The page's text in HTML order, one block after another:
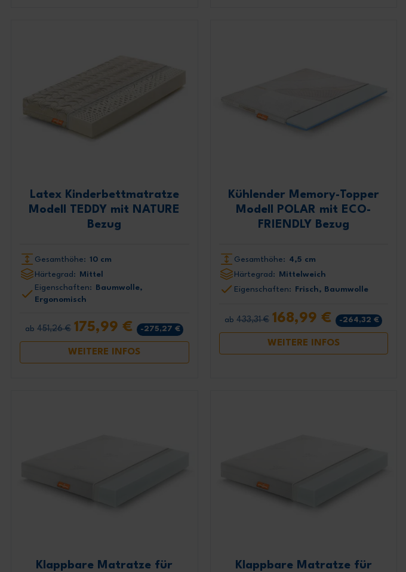
Latex Kinderbettmatratze
Modell TEDDY mit NATURE
Bezug
Gesamthöhe: 10 cm
Härtegrad: Mittel
Eigenschaften:
Baumwolle,
Ergonomisch
ab 451,26 € 175,99 € -275,27 €
WEITERE INFOS
Kühlender Memory-Topper
Modell POLAR mit ECO-
FRIENDLY Bezug
Gesamthöhe: 4,5 cm
Härtegrad: Mittelweich
Eigenschaften: Frisch, Baumwolle
ab 433,31 € 168,99 € -264,32 €
WEITERE INFOS
Klappbare Matratze für
Klappbare Matratze für
Melden Sie sich sofort an und
sichern Sie sich einen exklusiven
Rabatt von 5%
Melden Sie sich an unsere
Newsletter an und profitieren
Sie von unseren Promotionen